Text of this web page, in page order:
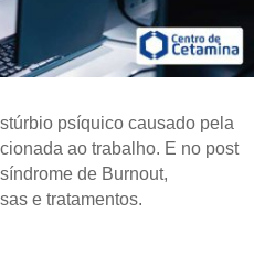
psíquico causado pela
ao trabalho. E no post
de Burnout,
e tratamentos.